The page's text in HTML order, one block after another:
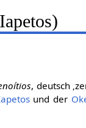
, deutsch
und der